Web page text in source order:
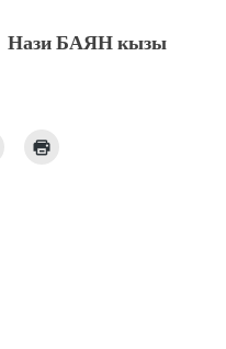
Нази БАЯН кызы
Послать
ссылку